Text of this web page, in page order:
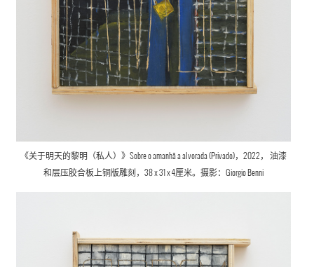
《关于明天的黎明（私人）》Sobre o amanhã a alvorada (Privado)，2022， 油漆
和层压胶合板上铜版雕刻，38 x 31 x 4厘米。摄影：Giorgio Benni